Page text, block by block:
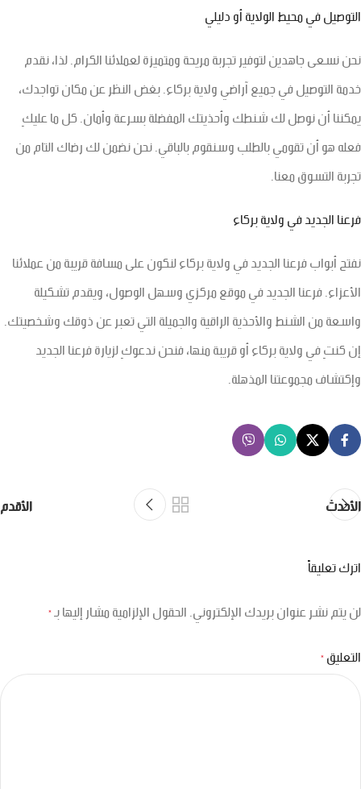
التوصيل في محيط الولاية أو دليلي
نحن نسعى جاهدين لتوفير تجربة مريحة ومتميزة لعملائنا الكرام. لذا، نقدم
خدمة التوصيل في جميع آراضي ولاية بركاء. بغض النظر عن مكان تواجدك،
يمكننا أن نوصل لك شنطك وأحذيتك المفضلة بسرعة وأمان. كل ما عليكِ
فعله هو أن تقومي بالطلب وسنقوم بالباقي. نحن نضمن لك رضاك التام من
تجربة التسوق معنا.
فرعنا الجديد في ولاية بركاء
نفتح أبواب فرعنا الجديد في ولاية بركاء لنكون على مسافة قريبة من عملائنا
الأعزاء. فرعنا الجديد في موقع مركزي وسهل الوصول، ويقدم تشكيلة
واسعة من الشنط والأحذية الراقية والجميلة التي تعبر عن ذوقك وشخصيتك.
إن كنتِ في ولاية بركاء أو قريبة منها، فنحن ندعوكِ لزيارة فرعنا الجديد
وإكتشاف مجموعتنا المذهلة.
الأحدث الأقدم
اترك تعليقاً
لن يتم نشر عنوان بريدك الإلكتروني.الحقول الإلزامية مشار إليها بـ*
التعليق*